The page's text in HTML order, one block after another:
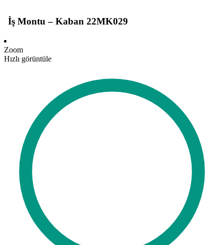
İş Montu – Kaban 22MK029
Zoom
Hızlı görüntüle